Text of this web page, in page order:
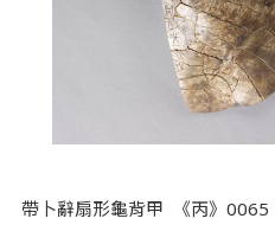
帶卜辭扇形龜背甲 《丙》0065